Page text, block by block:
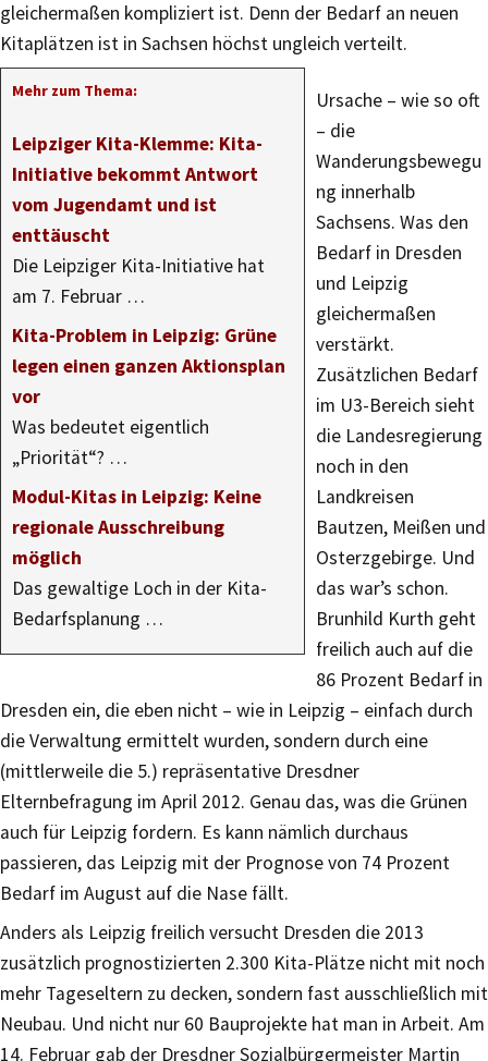
gleichermaßen kompliziert ist. Denn der Bedarf an neuen
Kitaplätzen ist in Sachsen höchst ungleich verteilt.
Mehr zum Thema:
Leipziger Kita-Klemme: Kita-
Initiative bekommt Antwort
vom Jugendamt und ist
enttäuscht
Die Leipziger Kita-Initiative hat
am 7. Februar …
Kita-Problem in Leipzig: Grüne
legen einen ganzen Aktionsplan
vor
Was bedeutet eigentlich
„Priorität“? …
Modul-Kitas in Leipzig: Keine
regionale Ausschreibung
möglich
Das gewaltige Loch in der Kita-
Bedarfsplanung …
Ursache – wie so oft
– die
Wanderungsbewegu
ng innerhalb
Sachsens. Was den
Bedarf in Dresden
und Leipzig
gleichermaßen
verstärkt.
Zusätzlichen Bedarf
im U3-Bereich sieht
die Landesregierung
noch in den
Landkreisen
Bautzen, Meißen und
Osterzgebirge. Und
das war’s schon.
Brunhild Kurth geht
freilich auch auf die
86 Prozent Bedarf in
Dresden ein, die eben nicht – wie in Leipzig – einfach durch
die Verwaltung ermittelt wurden, sondern durch eine
(mittlerweile die 5.) repräsentative Dresdner
Elternbefragung im April 2012. Genau das, was die Grünen
auch für Leipzig fordern. Es kann nämlich durchaus
passieren, das Leipzig mit der Prognose von 74 Prozent
Bedarf im August auf die Nase fällt.
Anders als Leipzig freilich versucht Dresden die 2013
zusätzlich prognostizierten 2.300 Kita-Plätze nicht mit noch
mehr Tageseltern zu decken, sondern fast ausschließlich mit
Neubau. Und nicht nur 60 Bauprojekte hat man in Arbeit. Am
14. Februar gab der Dresdner Sozialbürgermeister Martin